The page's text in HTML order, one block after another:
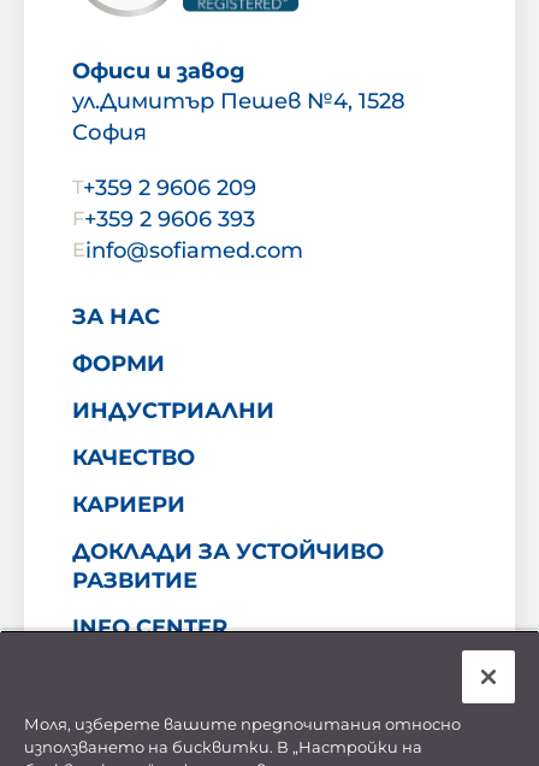
Офиси и завод
ул.Димитър Пешев №4, 1528
София
T+359 2 9606 209
F+359 2 9606 393
Einfo@sofiamed.com
ЗА НАС
ФОРМИ
ИНДУСТРИАЛНИ
КАЧЕСТВО
КАРИЕРИ
ДОКЛАДИ ЗА УСТОЙЧИВО
РАЗВИТИЕ
INFO CENTER
Декларация за поверителност на личните
Моля, изберете вашите предпочитания относно
използването на бисквитки. В „Настройки на